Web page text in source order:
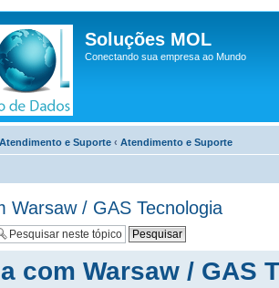
Soluções MOL
Conectando sua empresa ao Mundo
Atendimento e Suporte ‹ Atendimento e Suporte
Warsaw / GAS Tecnologia
com Warsaw / GAS